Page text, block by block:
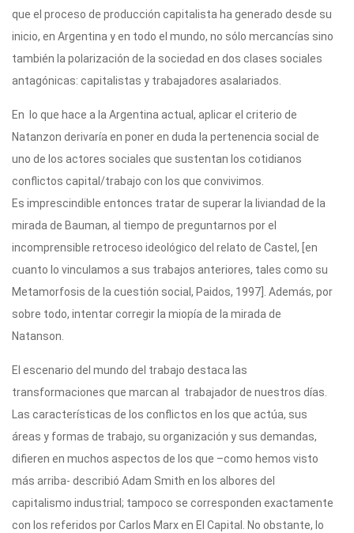
que el proceso de producción capitalista ha generado desde su
inicio, en Argentina y en todo el mundo, no sólo mercancías sino
también la polarización de la sociedad en dos clases sociales
antagónicas: capitalistas y trabajadores asalariados.
En lo que hace a la Argentina actual, aplicar el criterio de
Natanzon derivaría en poner en duda la pertenencia social de
uno de los actores sociales que sustentan los cotidianos
conflictos capital/trabajo con los que convivimos.
Es imprescindible entonces tratar de superar la liviandad de la
mirada de Bauman, al tiempo de preguntarnos por el
incomprensible retroceso ideológico del relato de Castel, [en
cuanto lo vinculamos a sus trabajos anteriores, tales como su
Metamorfosis de la cuestión social, Paidos, 1997]. Además, por
sobre todo, intentar corregir la miopía de la mirada de
Natanson.
El escenario del mundo del trabajo destaca las
transformaciones que marcan al trabajador de nuestros días.
Las características de los conflictos en los que actúa, sus
áreas y formas de trabajo, su organización y sus demandas,
difieren en muchos aspectos de los que –como hemos visto
más arriba- describió Adam Smith en los albores del
capitalismo industrial; tampoco se corresponden exactamente
con los referidos por Carlos Marx en El Capital. No obstante, lo